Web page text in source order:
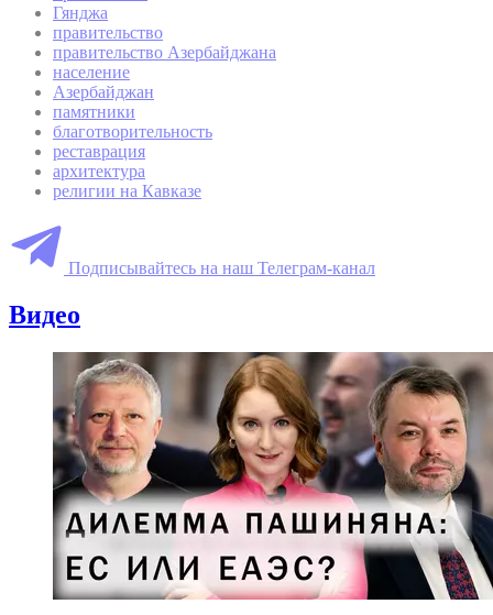
Гянджа
правительство
правительство Азербайджана
население
Азербайджан
памятники
благотворительность
реставрация
архитектура
религии на Кавказе
Подписывайтесь на наш Телеграм-канал
Видео